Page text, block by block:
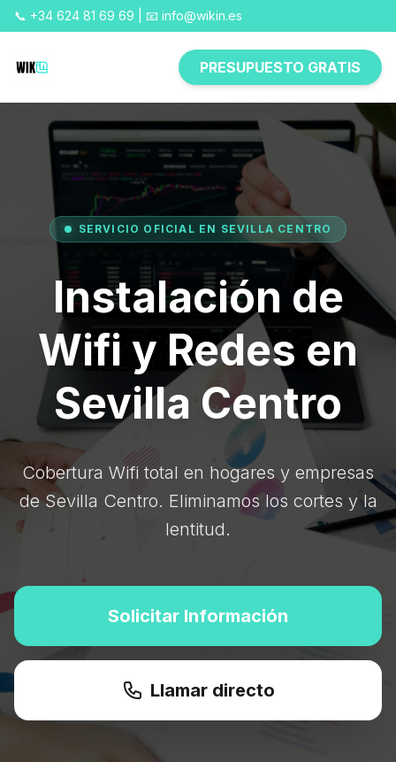
📞 +34 624 81 69 69 | 📧 info@wikin.es
PRESUPUESTO GRATIS
SERVICIO OFICIAL EN SEVILLA CENTRO
Instalación de
Wifi y Redes en
Sevilla Centro
Cobertura Wifi total en hogares y empresas
de Sevilla Centro. Eliminamos los cortes y la
lentitud.
Solicitar Información
Llamar directo